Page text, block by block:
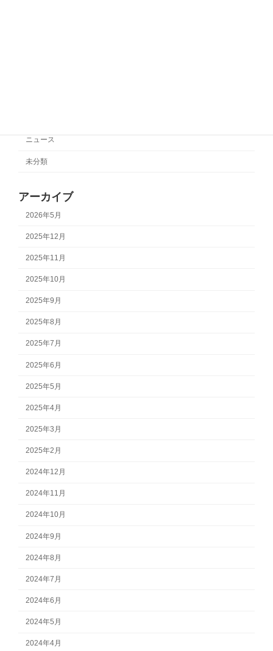
ニュース
未分類
アーカイブ
2026年5月
2025年12月
2025年11月
2025年10月
2025年9月
2025年8月
2025年7月
2025年6月
2025年5月
2025年4月
2025年3月
2025年2月
2024年12月
2024年11月
2024年10月
2024年9月
2024年8月
2024年7月
2024年6月
2024年5月
2024年4月